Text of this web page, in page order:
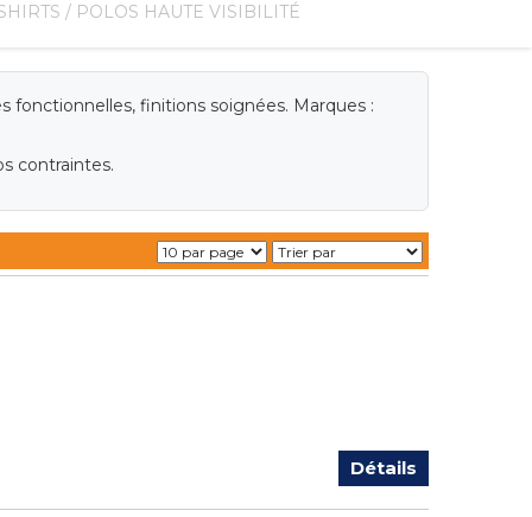
/ POLOS HAUTE VISIBILITÉ
fonctionnelles, finitions soignées. Marques :
contraintes.
Détails